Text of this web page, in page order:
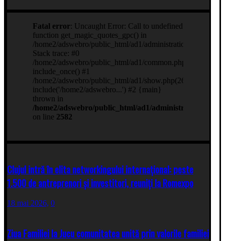
Clujul intră în elita networkingului internațional: peste
1.500 de antreprenori și investitori, reuniți la Romexpo
18 mai 2026, 0
Ziua Familiei la Jucu comunitatea unită prin valorile familiei